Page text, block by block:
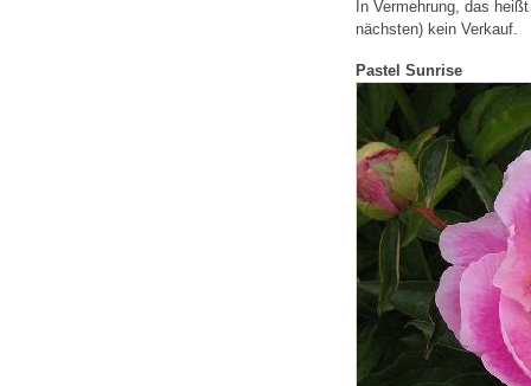
In Vermehrung, das
nächsten) kein Verkauf.
Pastel Sunrise